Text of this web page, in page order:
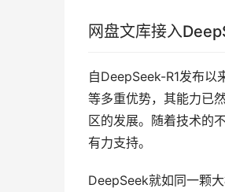
网盘文库接入
自DeepSeek-R1发布以
等多重优势，其能力已
区的发展。随着技术的
有力支持。
DeepSeek就如同一颗